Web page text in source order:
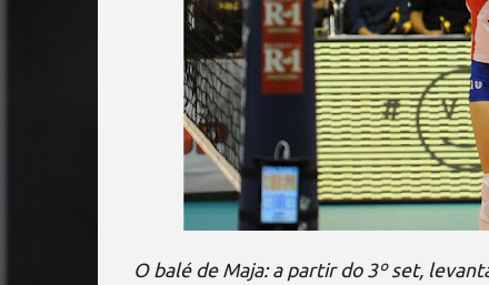
O balé de Maja: a partir do 3º set,